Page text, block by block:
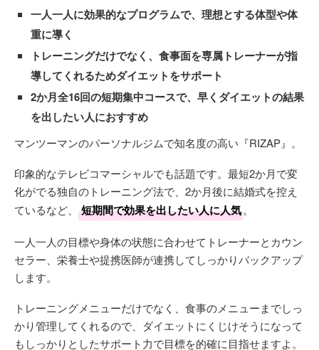
一人一人に効果的なプログラムで、理想とする体型や体
重に導く
トレーニングだけでなく、食事面を専属トレーナーが指
導してくれるためダイエットをサポート
2か月全16回の短期集中コースで、早くダイエットの結果
を出したい人におすすめ
マンツーマンのパーソナルジムで知名度の高い『RIZAP』。
印象的なテレビコマーシャルでも話題です。最短2か月で変
化がでる独自のトレーニング法で、2か月後に結婚式を控え
ているなど、
短期間で効果を出したい人に人気。
一人一人の目標や身体の状態に合わせてトレーナーとカウン
セラー、栄養士や提携医師が連携してしっかりバックアップ
します。
トレーニングメニューだけでなく、食事のメニューまでしっ
かり管理してくれるので、ダイエットにくじけそうになって
もしっかりとしたサポート力で目標を的確に目指せますよ。